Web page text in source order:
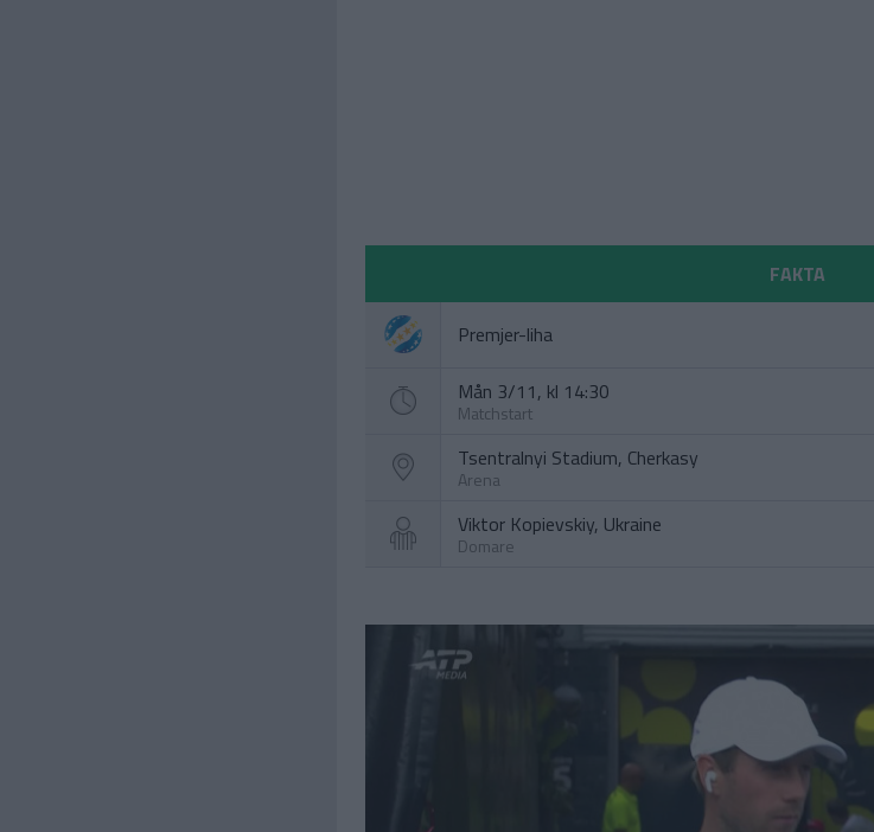
FAKTA
Premjer-liha
Mån 3/11, kl 14:30
Matchstart
Tsentralnyi Stadium, Cherkasy
Arena
Viktor Kopievskiy, Ukraine
Domare